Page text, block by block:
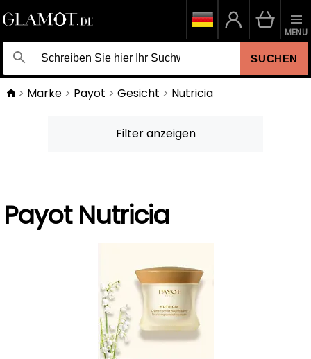
SUCHEN
MENU
Marke Payot Gesicht Nutricia
Filter anzeigen
Payot Nutricia